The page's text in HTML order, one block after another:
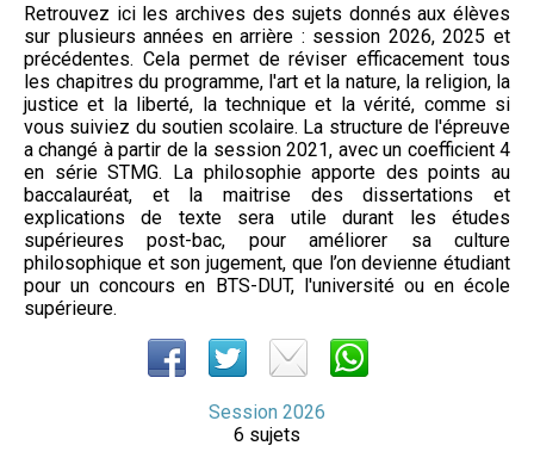
Retrouvez ici les archives des sujets donnés aux élèves
sur plusieurs années en arrière : session 2026, 2025 et
précédentes. Cela permet de réviser efficacement tous
les chapitres du programme, l'art et la nature, la religion, la
justice et la liberté, la technique et la vérité, comme si
vous suiviez du soutien scolaire. La structure de l'épreuve
a changé à partir de la session 2021, avec un coefficient 4
en série STMG. La philosophie apporte des points au
baccalauréat, et la maitrise des dissertations et
explications de texte sera utile durant les études
supérieures post-bac, pour améliorer sa culture
philosophique et son jugement, que l’on devienne étudiant
pour un concours en BTS-DUT, l'université ou en école
supérieure.
Session 2026
6 sujets